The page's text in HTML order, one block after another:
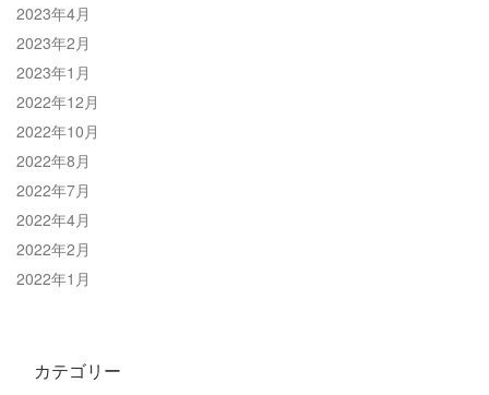
2023年4月
2023年2月
2023年1月
2022年12月
2022年10月
2022年8月
2022年7月
2022年4月
2022年2月
2022年1月
カテゴリー